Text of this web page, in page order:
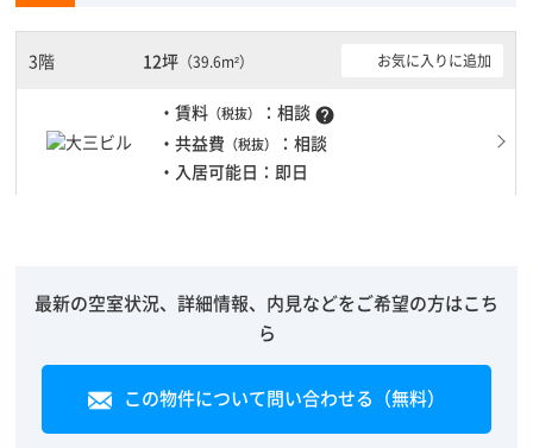
3階 12坪 （39.6m²） お気に入りに追加
・賃料 （税抜） ：相談 help
・共益費 （税抜）
：相談
・入居可能日：即日
最新の空室状況、詳細情報、内見などをご希望の方はこち
ら
この物件について問い合わせる（無料）